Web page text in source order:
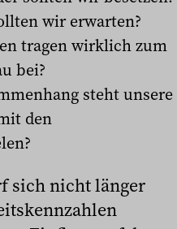
wir erwarten?
tragen wirklich zum
bei?
steht unsere
den
sich nicht länger